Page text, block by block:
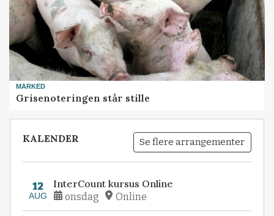
MARKED
Grisenoteringen står stille
KALENDER Se flere arrangementer
12
AUG
InterCount kursus Online
onsdag Online